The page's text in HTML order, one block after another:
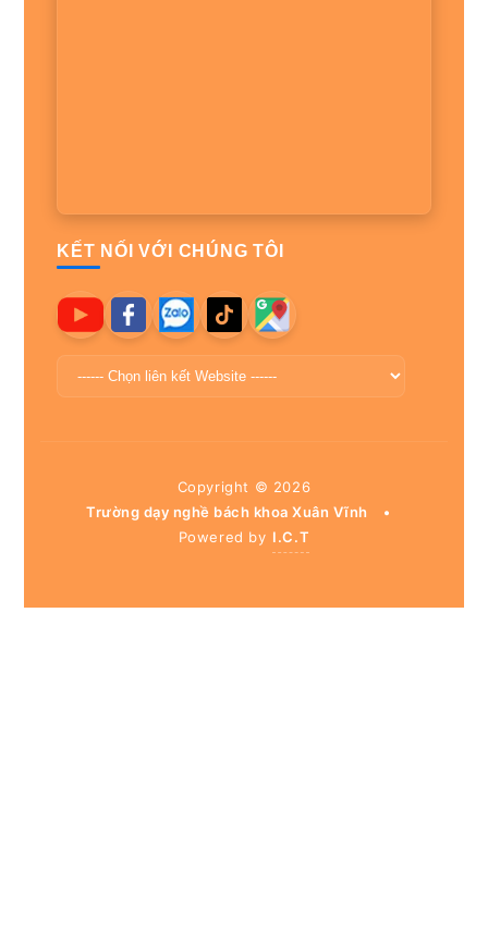
KẾT NỐI VỚI CHÚNG TÔI
Copyright © 2026
Trường dạy nghề bách khoa Xuân Vĩnh
•
Powered by I.C.T